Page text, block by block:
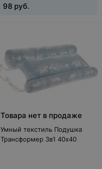
98 руб.
Товара нет в продаже
Умный текстиль Подушка
Трансформер 3в1 40х40